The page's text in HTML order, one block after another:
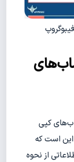
کپی
این است که
از نحوه